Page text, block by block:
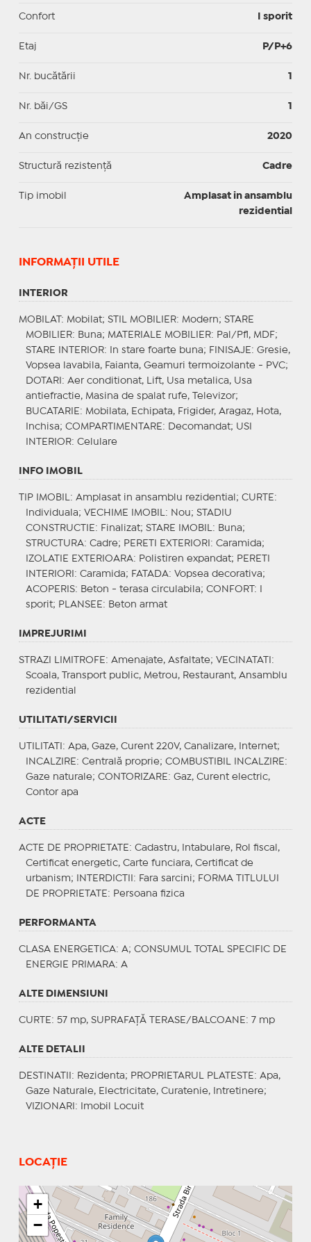
Confort I sporit
Etaj P/P+6
Nr. bucătării 1
Nr. băi/GS 1
An construcție 2020
Structură rezistență Cadre
Tip imobil
Amplasat in ansamblu
rezidential
INFORMAŢII UTILE
INTERIOR
MOBILAT : Mobilat; STIL MOBILIER: Modern; STARE
MOBILIER: Buna; MATERIALE MOBILIER: Pal/Pfl, MDF;
STARE INTERIOR: In stare foarte buna; FINISAJE : Gresie,
Vopsea lavabila, Faianta, Geamuri termoizolante - PVC;
DOTARI : Aer conditionat, Lift, Usa metalica, Usa
antiefractie, Masina de spalat rufe, Televizor;
BUCATARIE : Mobilata, Echipata, Frigider, Aragaz, Hota,
Inchisa; COMPARTIMENTARE : Decomandat; USI
INTERIOR: Celulare
INFO IMOBIL
TIP IMOBIL : Amplasat in ansamblu rezidential; CURTE :
Individuala; VECHIME IMOBIL : Nou; STADIU
CONSTRUCTIE : Finalizat; STARE IMOBIL : Buna;
STRUCTURA: Cadre; PERETI EXTERIORI : Caramida;
IZOLATIE EXTERIOARA: Polistiren expandat; PERETI
INTERIORI : Caramida; FATADA: Vopsea decorativa;
ACOPERIS: Beton - terasa circulabila; CONFORT : I
sporit; PLANSEE : Beton armat
IMPREJURIMI
STRAZI LIMITROFE : Amenajate, Asfaltate; VECINATATI :
Scoala, Transport public, Metrou, Restaurant, Ansamblu
rezidential
UTILITATI/SERVICII
UTILITATI : Apa, Gaze, Curent 220V, Canalizare, Internet;
INCALZIRE : Centrală proprie; COMBUSTIBIL INCALZIRE :
Gaze naturale; CONTORIZARE : Gaz, Curent electric,
Contor apa
ACTE
ACTE DE PROPRIETATE : Cadastru, Intabulare, Rol fiscal,
Certificat energetic, Carte funciara, Certificat de
urbanism;
INTERDICTII : Fara sarcini; FORMA TITLULUI
DE PROPRIETATE : Persoana fizica
PERFORMANTA
CLASA ENERGETICA: A; CONSUMUL TOTAL SPECIFIC DE
ENERGIE PRIMARA: A
ALTE DIMENSIUNI
CURTE: 57 mp, SUPRAFAȚĂ TERASE/BALCOANE: 7 mp
ALTE DETALII
DESTINATII : Rezidenta; PROPRIETARUL PLATESTE : Apa,
Gaze Naturale, Electricitate, Curatenie, Intretinere;
VIZIONARI : Imobil Locuit
LOCAȚIE
+
−